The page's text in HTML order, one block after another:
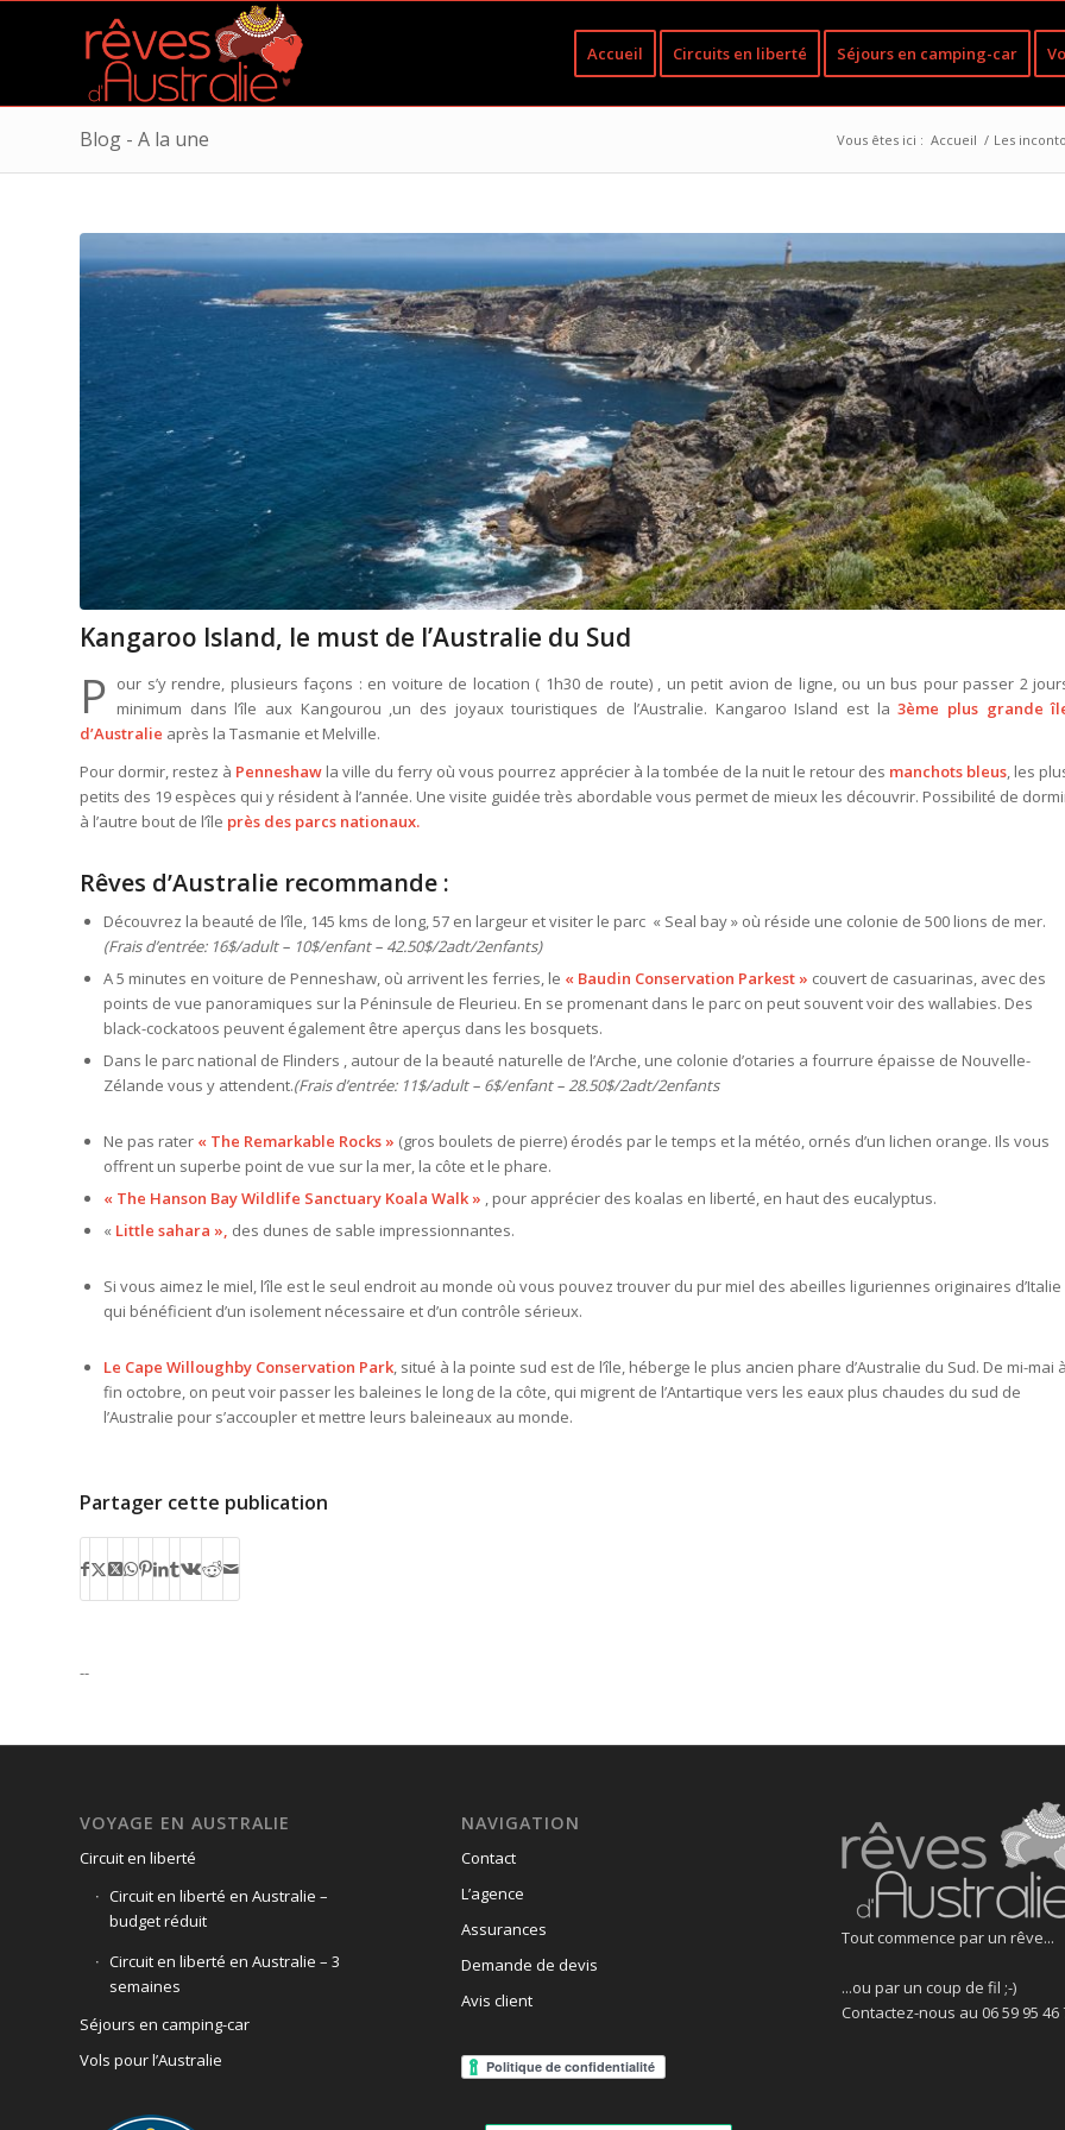
Accueil Circuits en liberté Séjours en camping-car
Blog - A la une Vous êtes ici : Accueil / Les
Kangaroo Island, le must de l’Australie du Sud
P our s’y rendre, plusieurs façons : en voiture de location ( 1h30 de route) , un petit avion de ligne, ou un bus pour passer 2
minimum dans l’île aux Kangourou ,un des joyaux touristiques de l’Australie. Kangaroo Island est la3ème plus grande
d’Australie après la Tasmanie et Melville.
Pour dormir, restez à Penneshaw la ville du ferry où vous pourrez apprécier à la tombée de la nuit le retour des manchots bleus , les
petits des 19 espèces qui y résident à l’année. Une visite guidée très abordable vous permet de mieux les découvrir. Possibilité de
à l’autre bout de l’île près des parcs nationaux.
Rêves d’Australie recommande :
Découvrez la beauté de l’île, 145 kms de long, 57 en largeur et visiter le parc « Seal bay » où réside une colonie de 500 lions de mer.
(Frais d’entrée: 16$/adult – 10$/enfant – 42.50$/2adt/2enfants)
A 5 minutes en voiture de Penneshaw, où arrivent les ferries, le « Baudin Conservation Parkest » couvert de casuarinas, avec des
points de vue panoramiques sur la Péninsule de Fleurieu. En se promenant dans le parc on peut souvent voir des wallabies. Des
black-cockatoos peuvent également être aperçus dans les bosquets.
Dans le parc national de Flinders , autour de la beauté naturelle de l’Arche, une colonie d’otaries a fourrure épaisse de Nouvelle-
Zélande vous y attendent.(Frais d’entrée: 11$/adult – 6$/enfant – 28.50$/2adt/2enfants
Ne pas rater « The Remarkable Rocks » (gros boulets de pierre) érodés par le temps et la météo, ornés d’un lichen orange. Ils vous
offrent un superbe point de vue sur la mer, la côte et le phare.
« The Hanson Bay Wildlife Sanctuary Koala Walk » , pour apprécier des koalas en liberté, en haut des eucalyptus.
« Little sahara », des dunes de sable impressionnantes.
Si vous aimez le miel, l’île est le seul endroit au monde où vous pouvez trouver du pur miel des abeilles liguriennes originaires d’Italie
qui bénéficient d’un isolement nécessaire et d’un contrôle sérieux.
Le Cape Willoughby Conservation Park , situé à la pointe sud est de l’île, héberge le plus ancien phare d’Australie du Sud. De mi-mai à
fin octobre, on peut voir passer les baleines le long de la côte, qui migrent de l’Antartique vers les eaux plus chaudes du sud de
l’Australie pour s’accoupler et mettre leurs baleineaux au monde.
Partager cette publication
--
VOYAGE EN AUSTRALIE
Circuit en liberté
Circuit en liberté en Australie –
budget réduit
Circuit en liberté en Australie – 3
semaines
Séjours en camping-car
Vols pour l’Australie
NAVIGATION
Contact
L’agence
Assurances
Demande de devis
Avis client
Tout commence par un rêve...
...ou par un coup de fil ;-)
Contactez-nous au 06 59 95 46